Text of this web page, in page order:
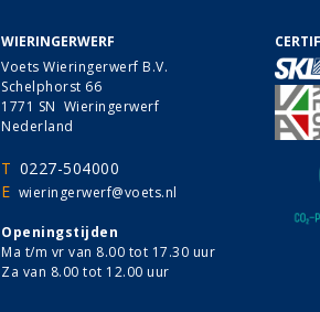
WIERINGERWERF
Voets Wieringerwerf B.V.
Schelphorst 66
1771 SN Wieringerwerf
Nederland
T 0227-504000
E wieringerwerf@voets.nl
Openingstijden
Ma t/m vr van 8.00 tot 17.30 uur
Za van 8.00 tot 12.00 uur